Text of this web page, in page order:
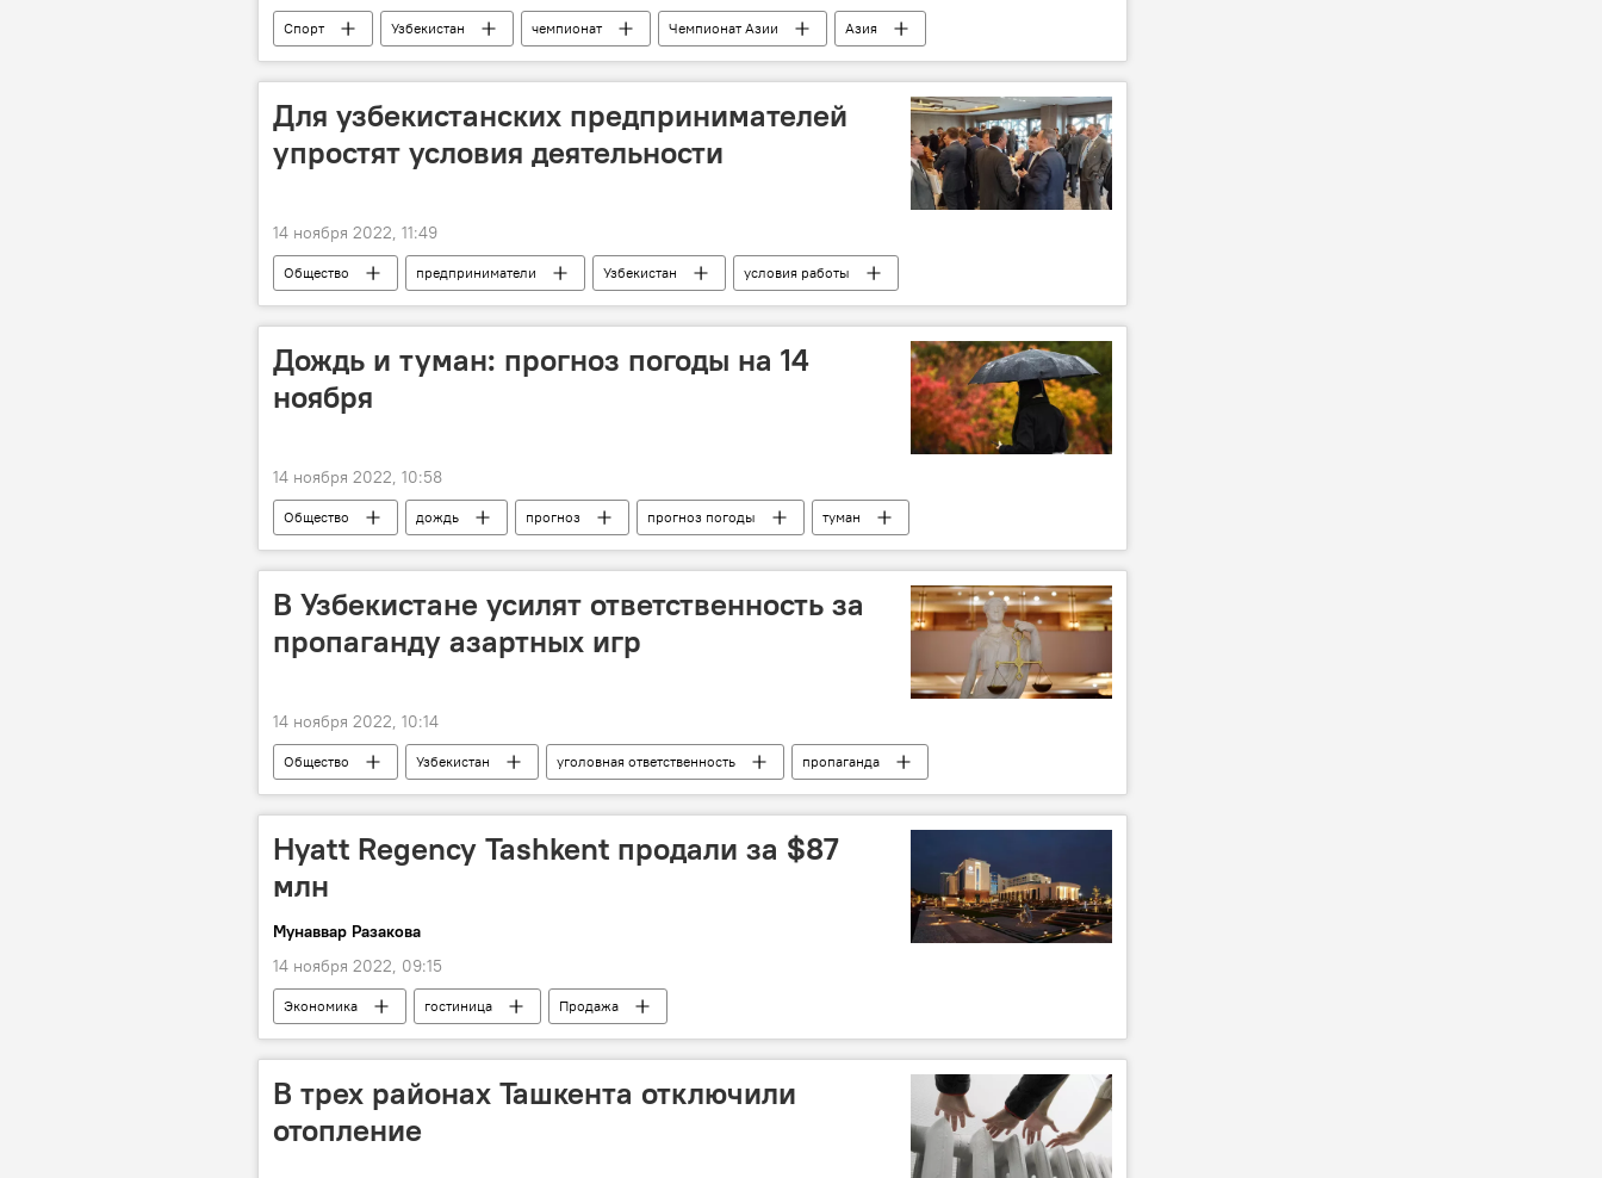
Спорт Узбекистан чемпионат Чемпионат Азии
Азия
Чемпионат Азии по боксу
Бокс
Для узбекистанских предпринимателей
упростят условия деятельности
14 ноября 2022, 11:49
Общество предприниматели Узбекистан условия работы
Дождь и туман: прогноз погоды на 14
ноября
14 ноября 2022, 10:58
Общество дождь прогноз прогноз погоды
туман
республика
В Узбекистане усилят ответственность за
пропаганду азартных игр
14 ноября 2022, 10:14
Общество Узбекистан уголовная ответственность
пропаганда
азартные игры
Законопроект Министерство юстиции Узбекистана
Hyatt Regency Tashkent продали за $87
млн
Мунаввар Разакова
14 ноября 2022, 09:15
Экономика гостиница Продажа
В трех районах Ташкента отключили
отопление